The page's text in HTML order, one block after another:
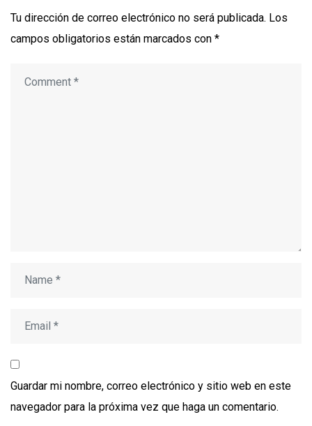
Tu dirección de correo electrónico no será publicada. Los
campos obligatorios están marcados con *
Guardar mi nombre, correo electrónico y sitio web en este
navegador para la próxima vez que haga un comentario.